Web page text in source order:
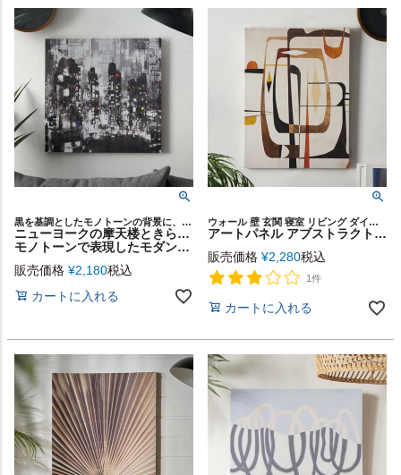
黒を基調としたモノトーンの背景に、美しく浮かび上がるビル群や街灯ネオンの夜景の抽象画
ニューヨークの摩天楼ときらめく夜景を
モノトーンで表現したモダンなキャンバスアート[MANHATTAN NIGHTS] [67152]
販売価格 ¥2,180税込
カートに入れる
ウォール 壁 玄関 寝室 リビング ダイニング 店舗 カフェ レストラン ウォールアート キャンバスアート キャンバス デコレーション パネル 装飾 飾り プリント ギフト プレゼント
アートパネル アブストラクト キャンパス パネル 約 W 45cm D 60cm H 2.7cm 抽象的 アート キャンパスアート ヴィンテージ 絵画 壁掛け 壁飾り アートボード ウォール デコレーション インテリア おしゃれ 北欧 リゾート 雑貨 海外インテリア 西海岸風 [67142]
販売価格 ¥2,280税込
1件
カートに入れる